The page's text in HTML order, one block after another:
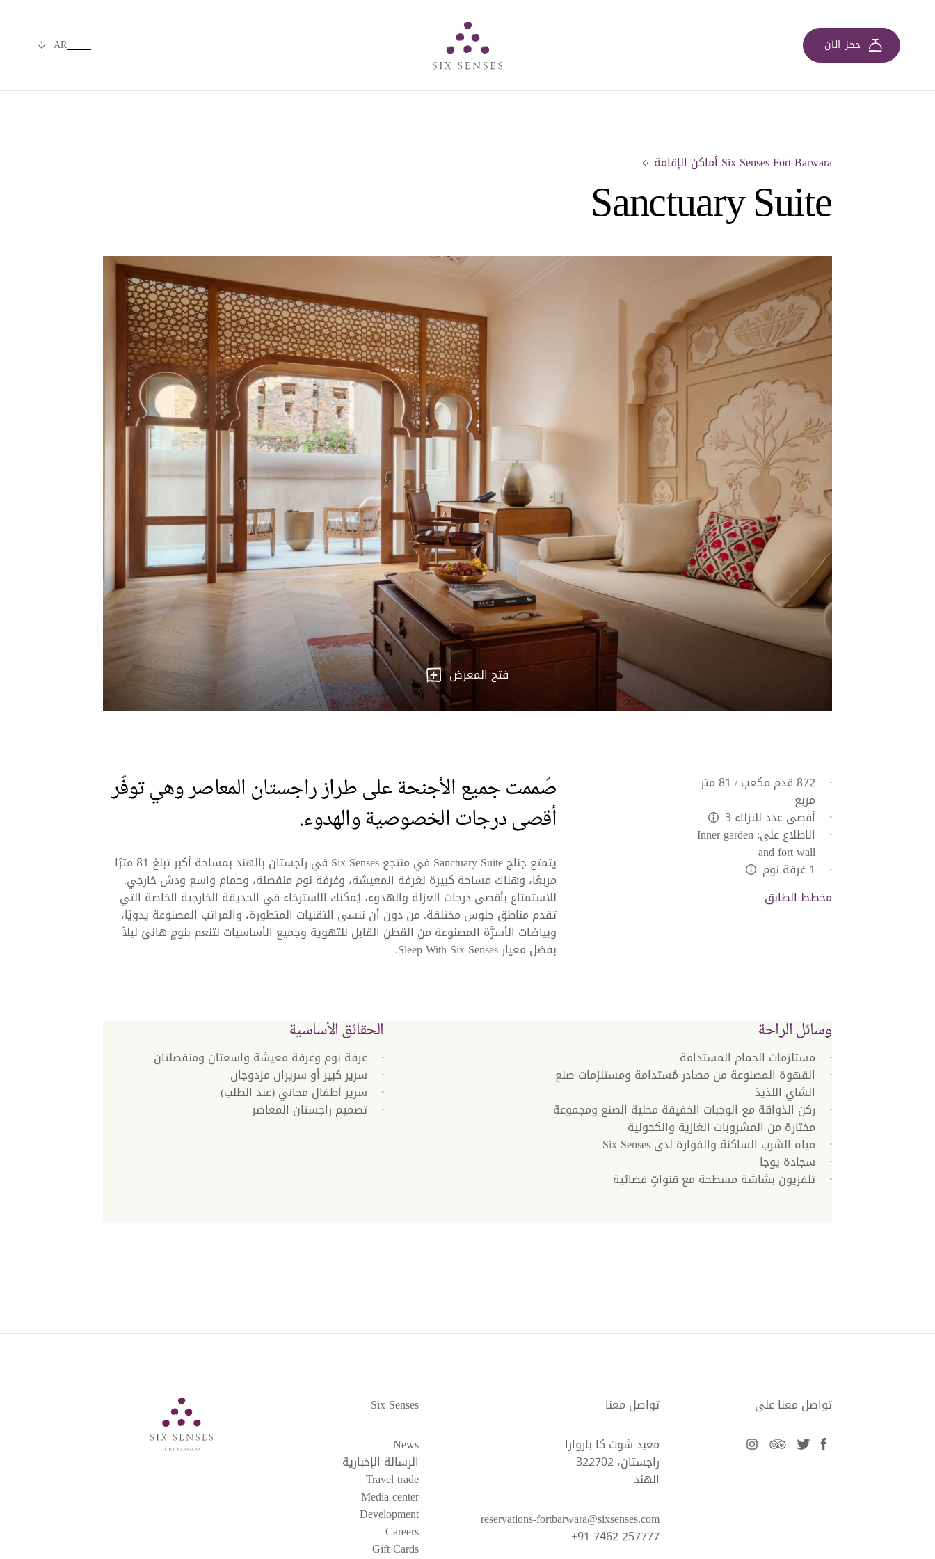
حجز الآن
Six Senses Fort Barwara أماكن الإقامة
Sanctuary Suite
فتح المعرض
صُممت جميع الأجنحة على طراز راجستان المعاصر وهي توفّر
أقصى درجات الخصوصية والهدوء.
يتمتع جناح Sanctuary Suite في منتجع Six Senses في راجستان بالهند بمساحة أكبر تبلغ 81 مترًا
مربعًا، وهناك مساحة كبيرة لغرفة المعيشة، وغرفة نوم منفصلة، وحمام واسع ودش خارجي.
للاستمتاع بأقصى درجات العزلة والهدوء، يُمكنك الاسترخاء في الحديقة الخارجية الخاصة التي
تقدم مناطق جلوس مختلفة. ‏‫من دون أن ننسى التقنيات المتطورة، والمراتب المصنوعة يدويًا،
وبياضات الأسرَّة المصنوعة من القطن القابل للتهوية وجميع الأساسيات لتنعم بنومٍ هانئ ليلاً
بفضل معيار Sleep With Six Senses.
872 قدم مكعب / 81 متر
مربع
أقصى عدد للنزلاء 3
الاطلاع على: Inner garden
and fort wall
1 غرفة نوم
مخطط الطابق
وسائل الراحة
مستلزمات الحمام المستدامة
القهوة المصنوعة من مصادر مُستدامة ومستلزمات صنع
الشاي اللذيذ
ركن الذواقة مع الوجبات الخفيفة محلية الصنع ومجموعة
مختارة من المشروبات الغازية والكحولية
مياه الشرب الساكنة والفوارة لدى Six Senses
سجادة يوجا
تلفزيون بشاشة مسطحة مع قنواتٍ فضائية
الحقائق الأساسية
غرفة نوم وغرفة معيشة واسعتان ومنفصلتان
سرير كبير أو سريران مزدوجان
سرير أطفال مجاني (عند الطلب)
تصميم راجستان المعاصر
Six Senses
News
الرسالة الإخبارية
Travel trade
Media center
Development
Careers
Gift Cards
تواصل معنا
معبد شوث كا باروارا
راجستان، 322702
الهند
reservations-fortbarwara@sixsenses.com
+91 7462 257777
تواصل معنا على
facebook
twitter
tripadvisor